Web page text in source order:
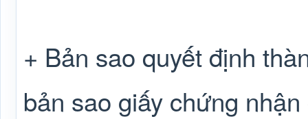
+ Bản sao quyết định
bản sao giấy chứng